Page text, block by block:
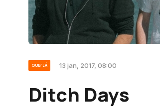
OUB'LÁ 13 jan, 2017, 08:00
Ditch Days